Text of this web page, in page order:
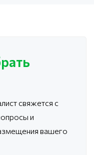
свяжется с
и
вашего